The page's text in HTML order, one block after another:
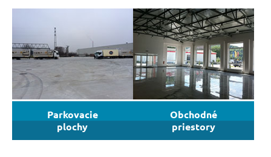
Parkovacie
plochy
Obchodné
priestory